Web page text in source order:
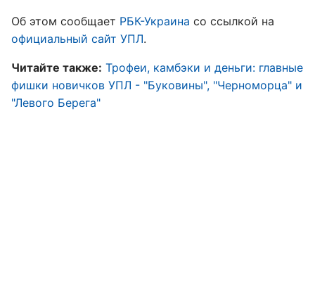
Об этом сообщает РБК-Украина со ссылкой на
официальный сайт УПЛ.
Читайте также: Трофеи, камбэки и деньги: главные
фишки новичков УПЛ - "Буковины", "Черноморца" и
"Левого Берега"